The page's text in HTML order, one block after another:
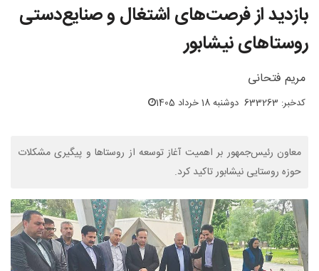
بازدید از فرصت‌های اشتغال و صنایع‌دستی
روستاهای نیشابور
مریم فتحانی
کدخبر: 633263 دوشنبه 18 خرداد 1405
معاون رئیس‌جمهور بر اهمیت آغاز توسعه از روستاها و پیگیری مشکلات
حوزه روستایی نیشابور تاکید کرد.